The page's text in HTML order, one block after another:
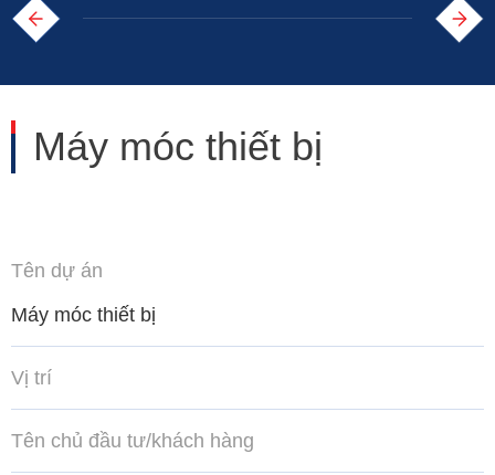
Máy móc thiết bị
Tên dự án
Máy móc thiết bị
Vị trí
Tên chủ đầu tư/khách hàng